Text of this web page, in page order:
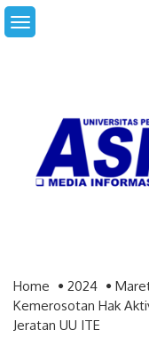
Skip
to
Home 2024
Kemerosotan Hak
Jeratan UU ITE